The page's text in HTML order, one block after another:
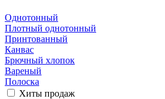
Однотонный
Плотный однотонный
Принтованный
Канвас
Брючный хлопок
Вареный
Полоска
Хиты продаж